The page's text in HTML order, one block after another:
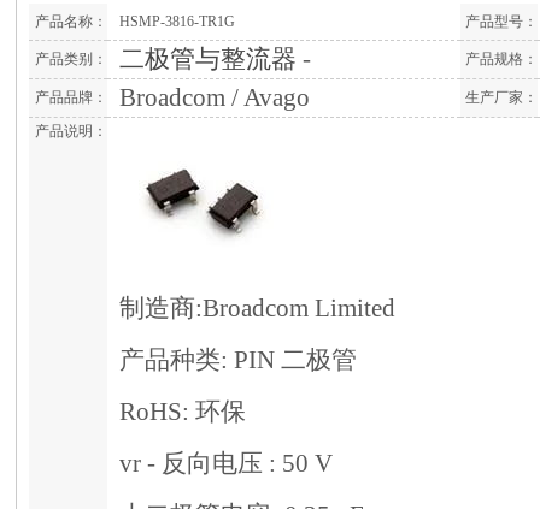
产品名称： HSMP-3816-TR1G 产品型号：
产品类别： 二极管与整流器 - 产品规格：
产品品牌： Broadcom / Avago
生产厂家：
产品说明：
制造商:Broadcom Limited
产品种类: PIN 二极管
RoHS: 环保
vr - 反向电压 : 50 V